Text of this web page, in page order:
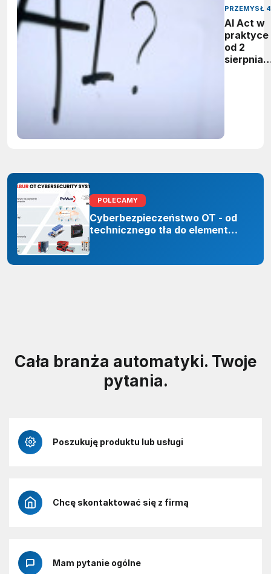
PRZEMYSŁ
AI Act w
praktyce
od 2
sierpnia
POLECAMY
Cyberbezpieczeństwo OT - od
technicznego tła do elementu
Cała branża automatyki. Twoje
pytania.
Poszukuję produktu lub usługi
Chcę skontaktować się z firmą
Mam pytanie ogólne